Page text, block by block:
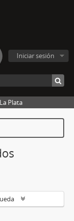
Iniciar sesión
Plata